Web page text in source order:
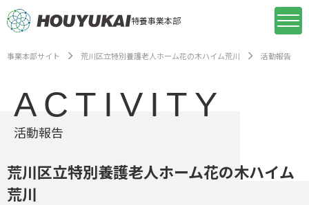
特養事業本部
事業本部サイト 荒川区立特別養護老人ホーム花の木ハイム荒川 活動報告
ACTIVITY
活動報告
荒川区立特別養護老人ホーム花の木ハイム
荒川